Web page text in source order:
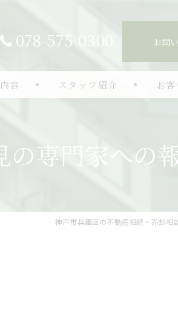
078-575-0300 お問
容
策
き
スタッフ紹介 お
の専門家への
神戸市兵庫区の不動産相続・売却相